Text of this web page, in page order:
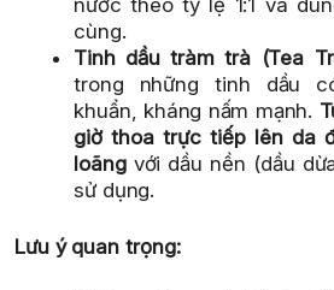
cùng.
Tinh dầu tràm trà (Tea
trong những tinh dầu
khuẩn, kháng nấm mạnh.
giờ thoa trực tiếp lên da
loãngvới dầu nền (dầu
sử dụng.
Lưu ý quan trọng: